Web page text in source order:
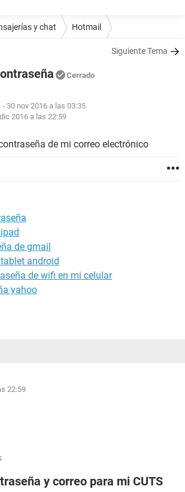
y chat Hotmail
Siguiente Tema
Cerrado
- 30 nov 2016 a las 03:35
2016 a las 22:59
de mi correo electrónico
de gmail
android
de wifi en mi celular
yahoo
22:59
y correo para mi CUTS